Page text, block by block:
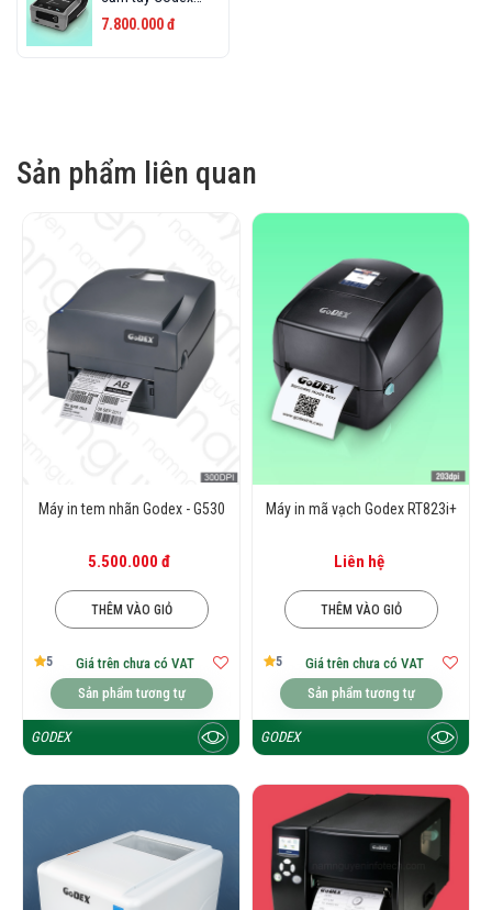
MX30+
7.800.000 đ
Sản phẩm liên quan
Máy in tem nhãn Godex - G530
5.500.000 đ
THÊM VÀO GIỎ
5
Giá trên chưa có VAT
Sản phẩm tương tự
GODEX
Máy in mã vạch Godex RT823i+
Liên hệ
THÊM VÀO GIỎ
5
Giá trên chưa có VAT
Sản phẩm tương tự
GODEX